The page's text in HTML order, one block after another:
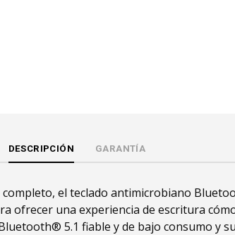
DESCRIPCIÓN GARANTÍA
el teclado antimicrobiano
ofrecer una experiencia de escritura
5.1 fiable y de bajo consumo y